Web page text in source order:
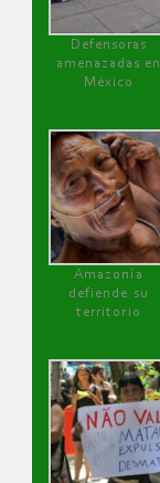
Defensoras
amenazadas en
México
Amazonía
defiende su
territorio